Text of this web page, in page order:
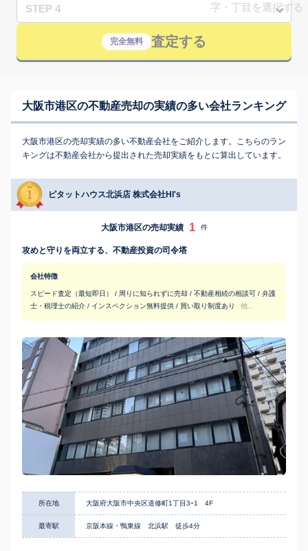
STEP 4
完全無料 査定する
大阪市港区の不動産売却の実績の多い会社ランキング
大阪市港区の売却実績の多い不動産会社をご紹介します。こちらのラン
キングは不動産会社から提出された売却実績をもとに算出しています。
ピタットハウス北浜店 株式会社HI's
大阪市港区の売却実績 1 件
攻めと守りを両立する、不動産投資の司令塔
会社特徴
スピード査定（最短即日） / 周りに知られずに売却 / 不動産相続の相談可 / 弁護
士・税理士の紹介 / インスペクション無料提供 / 買い取り制度あり
他...
所在地 大阪府大阪市中央区道修町1丁目3ｰ1 4F
最寄駅 京阪本線・鴨東線 北浜駅 徒歩4分